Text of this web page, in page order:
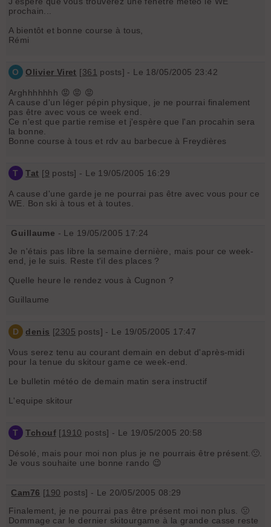
prochain...
A bientôt et bonne course à tous,
Rémi
O Olivier Viret [361 posts] - Le 18/05/2005 23:42
Arghhhhhhh 😡 😡 😡
A cause d'un léger pépin physique, je ne pourrai finalement
pas être avec vous ce week end.
Ce n'est que partie remise et j'espère que l'an procahin sera
la bonne.
Bonne course à tous et rdv au barbecue à Freydières
T Tat [9 posts] - Le 19/05/2005 16:29
A cause d'une garde je ne pourrai pas être avec vous pour ce
WE. Bon ski à tous et à toutes.
Guillaume - Le 19/05/2005 17:24
Je n'étais pas libre la semaine dernière, mais pour ce week-
end, je le suis. Reste t'il des places ?
Quelle heure le rendez vous à Cugnon ?
Guillaume
D denis [2305 posts] - Le 19/05/2005 17:47
Vous serez tenu au courant demain en debut d'après-midi
pour la tenue du skitour game ce week-end.
Le bulletin météo de demain matin sera instructif
L'equipe skitour
T Tchouf[1910 posts] - Le 19/05/2005 20:58
Désolé, mais pour moi non plus je ne pourrais être présent.🙁.
Je vous souhaite une bonne rando 😉
Cam76 [190 posts] - Le 20/05/2005 08:29
Finalement, je ne pourrai pas être présent moi non plus. 🤢
Dommage car le dernier skitourgame à la grande casse reste